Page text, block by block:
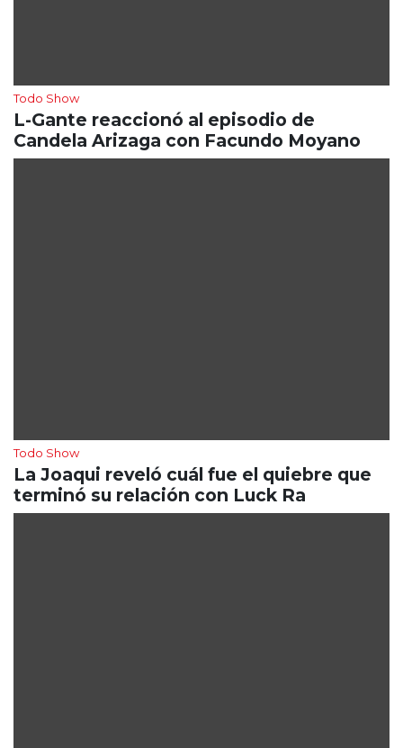
Todo Show
L-Gante reaccionó al episodio de
Candela Arizaga con Facundo Moyano
Todo Show
La Joaqui reveló cuál fue el quiebre que
terminó su relación con Luck Ra